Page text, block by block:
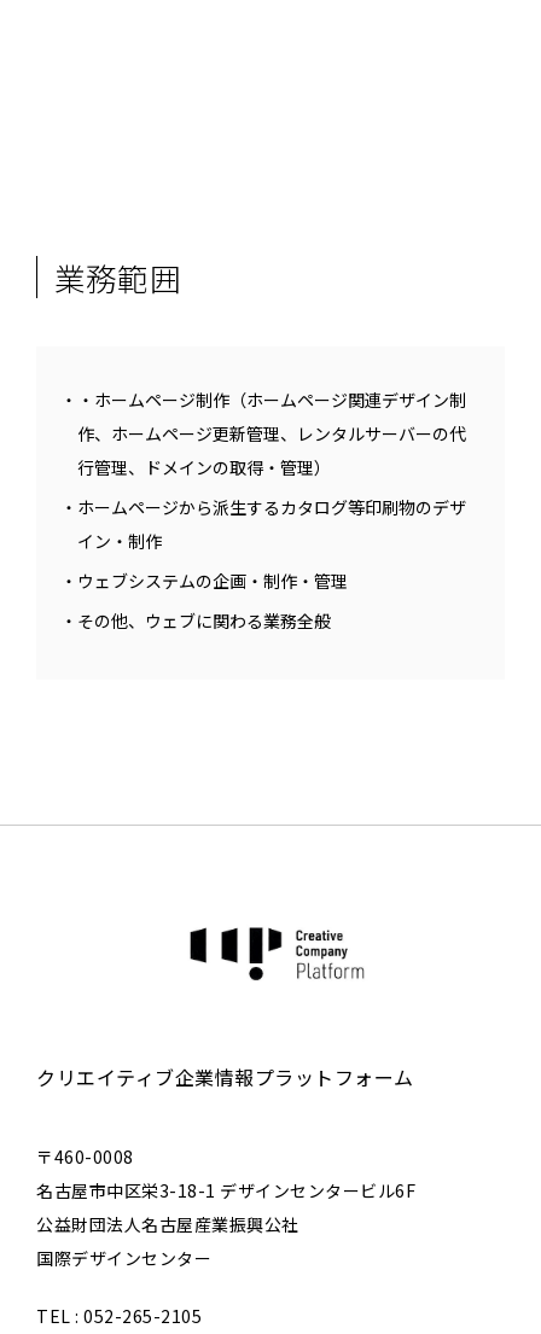
業務範囲
・ホームページ制作（ホームページ関連デザイン制
作、ホームページ更新管理、レンタルサーバーの代
行管理、ドメインの取得・管理）
ホームページから派生するカタログ等印刷物のデザ
イン・制作
ウェブシステムの企画・制作・管理
その他、ウェブに関わる業務全般
クリエイティブ企業情報プラットフォーム
〒460-0008
名古屋市中区栄3-18-1 デザインセンタービル6F
公益財団法人名古屋産業振興公社
国際デザインセンター
TEL : 052-265-2105